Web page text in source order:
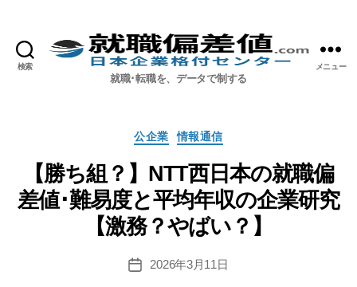
検索 就職偏差値.com【公式】
就職･転職を、データで制する
メニュー
カ
ゴ
リ
ー
公企業 情報通信
【勝ち組？】NTT西日本の就職偏
差値･難易度と平均年収の企業研究
【激務？やばい？】
投
2026年3月11日